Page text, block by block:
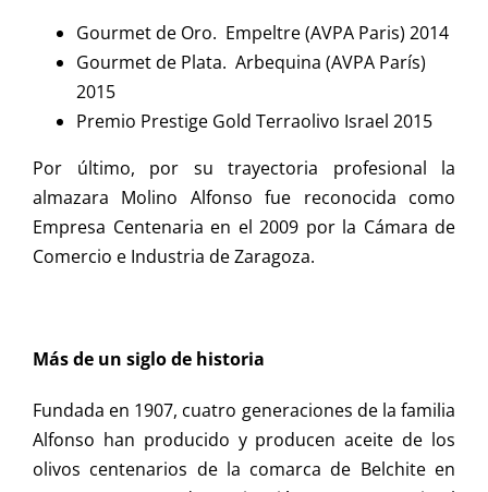
Gourmet de Oro. Empeltre (AVPA Paris) 2014
Gourmet de Plata. Arbequina (AVPA París)
2015
Premio Prestige Gold Terraolivo Israel 2015
Por último, por su trayectoria profesional la
almazara Molino Alfonso fue reconocida como
Empresa Centenaria en el 2009 por la Cámara de
Comercio e Industria de Zaragoza.
Más de un siglo de historia
Fundada en 1907, cuatro generaciones de la familia
Alfonso han producido y producen aceite de los
olivos centenarios de la comarca de Belchite en